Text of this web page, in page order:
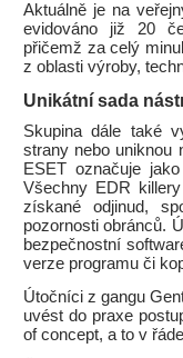
Aktuálně je na
evidováno již 20
přičemž za celý
z oblasti výroby,
Unikátní sada
Skupina dále také
strany nebo uniknou
ESET označuje
Všechny EDR
získané odjinud,
pozornosti obránců.
bezpečnostní
verze programu či
Útočníci z gangu
uvést do praxe
of concept, a to v